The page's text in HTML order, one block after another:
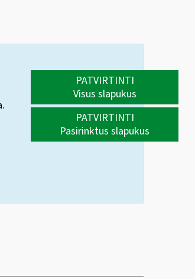
PATVIRTINTI
Visus slapukus
PATVIRTINTI
Pasirinktus slapukus